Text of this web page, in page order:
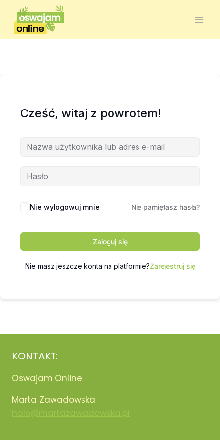
Cześć, witaj z powrotem!
Nie wylogowuj mnie Nie pamiętasz hasła?
Zaloguj się
Nie masz jeszcze konta na platformie?Zarejestruj się
KONTAKT:
Oswajam Online
Marta Zawadowska